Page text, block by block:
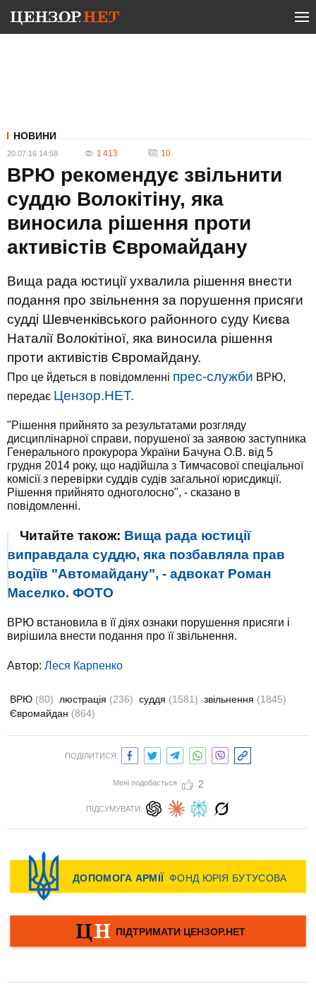
НОВИНИ
20.07.16 14:58 1 413 10
ВРЮ рекомендує звільнити
суддю Волокітіну, яка
виносила рішення проти
активістів Євромайдану
Вища рада юстиції ухвалила рішення внести
подання про звільнення за порушення присяги
судді Шевченківського районного суду Києва
Наталії Волокітіної, яка виносила рішення
проти активістів Євромайдану.
Про це йдеться в повідомленні прес-служби ВРЮ,
передає Цензор.НЕТ.
"Рішення прийнято за результатами розгляду
дисциплінарної справи, порушеної за заявою заступника
Генерального прокурора України Бачуна О.В. від 5
грудня 2014 року, що надійшла з Тимчасової спеціальної
комісії з перевірки суддів судів загальної юрисдикції.
Рішення прийнято одноголосно", - сказано в
повідомленні.
Читайте також: Вища рада юстиції
виправдала суддю, яка позбавляла прав
водіїв "Автомайдану", - адвокат Роман
Маселко. ФОТО
ВРЮ встановила в її діях ознаки порушення присяги і
вирішила внести подання про її звільнення.
Автор: Леся Карпенко
ВРЮ (80) люстрація (236) суддя (1581) звільнення (1845)
Євромайдан (864)
ПОДІЛИТИСЯ:
Мені подобається 2
ПІДСУМУВАТИ: